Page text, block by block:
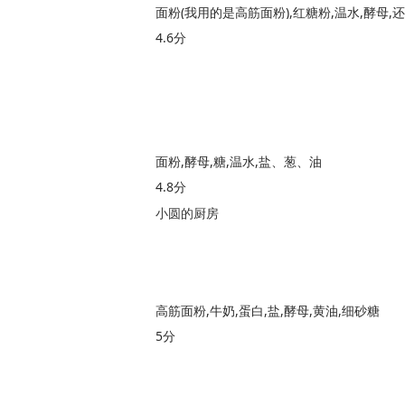
面粉(我用的是高筋面粉),红糖粉,温水,酵母,
4.6分
面粉,酵母,糖,温水,盐、葱、油
4.8分
小圆的厨房
高筋面粉,牛奶,蛋白,盐,酵母,黄油,细砂糖
5分